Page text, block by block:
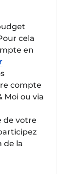
cela
en
compte
Moi ou via
de votre
de la